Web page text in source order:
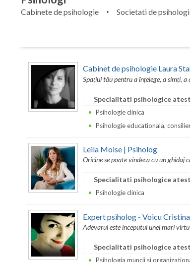
Cabinete de psihologie Societati de
Cabinet de psihologie Laura
Spațiul tău pentru a înțelege, a simți, a
Specialitati psihologice
Psihologie clinica
Psihologie educationala,
Leila Moise | Psiholog
Oricine se poate vindeca cu un ghidaj
Specialitati psihologice
Psihologie clinica
Expert psiholog - Voicu
Adevarul este inceputul unei mari
Specialitati psihologice
Psihologia muncii si